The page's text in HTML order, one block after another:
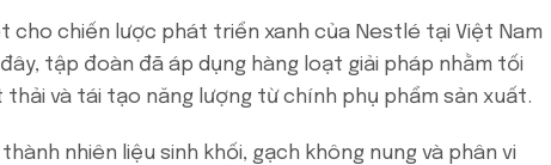
cho chiến lược phát triển xanh của Nestlé tại Việt Nam
tập đoàn đã áp dụng hàng loạt giải pháp nhằm tối
và tái tạo năng lượng từ chính phụ phẩm sản xuất.
nhiên liệu sinh khối, gạch không nung và phân vi